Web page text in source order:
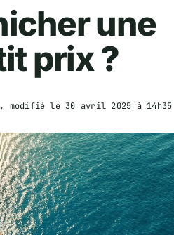
une
prix ?
, modifié le 30 avril 2025 à 14h35